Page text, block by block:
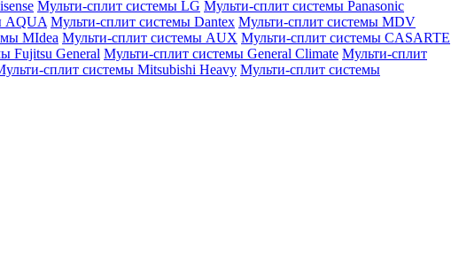
Мульти-сплит системы LG Мульти-сплит системы Panasonic
AQUA Мульти-сплит системы Dantex Мульти-сплит системы MDV
MIdea Мульти-сплит системы AUX Мульти-сплит системы CASARTE
Fujitsu General Мульти-сплит системы General Climate Мульти-сплит
сплит системы Mitsubishi Heavy Мульти-сплит системы